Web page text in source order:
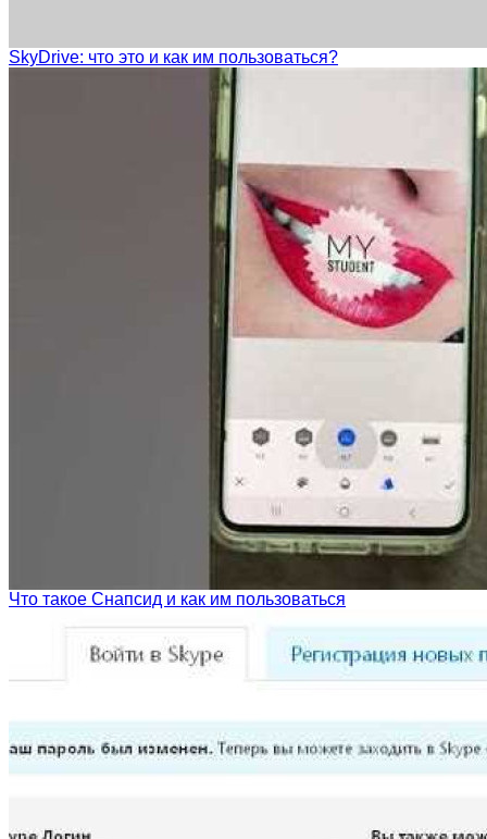
SkyDrive: что это и как им пользоваться?
Что такое Снапсид и как им пользоваться